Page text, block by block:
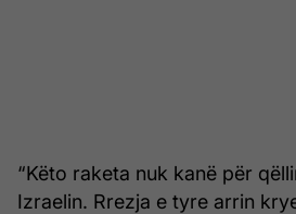
“Këto raketa nuk kanë për
Izraelin. Rrezja e tyre arrin